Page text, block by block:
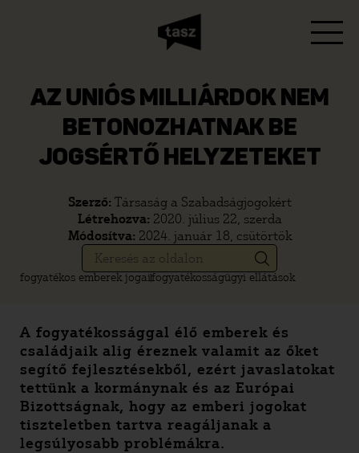
AZ UNIÓS MILLIÁRDOK NEM
BETONOZHATNAK BE
JOGSÉRTŐ HELYZETEKET
Szerző: Társaság a Szabadságjogokért
Létrehozva: 2020. július 22, szerda
Módosítva: 2024. január 18, csütörtök
fogyatékos emberek jogaifogyatékosságügyi ellátások
A fogyatékossággal élő emberek és
családjaik alig éreznek valamit az őket
segítő fejlesztésekből, ezért javaslatokat
tettünk a kormánynak és az Európai
Bizottságnak, hogy az emberi jogokat
tiszteletben tartva reagáljanak a
legsúlyosabb problémákra.